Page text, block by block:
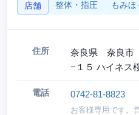
店舗 整体・指圧 もみほ
住所
奈良県 奈良市
−１５ ハイネス
電話 0742-81-8823
お客様専用です。